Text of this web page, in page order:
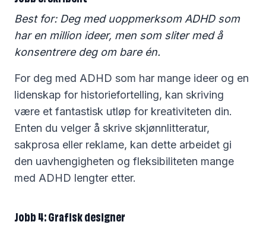
Best for: Deg med uoppmerksom ADHD som
har en million ideer, men som sliter med å
konsentrere deg om bare én.
For deg med ADHD som har mange ideer og en
lidenskap for historiefortelling, kan skriving
være et fantastisk utløp for kreativiteten din.
Enten du velger å skrive skjønnlitteratur,
sakprosa eller reklame, kan dette arbeidet gi
den uavhengigheten og fleksibiliteten mange
med ADHD lengter etter.
Jobb 4: Grafisk designer